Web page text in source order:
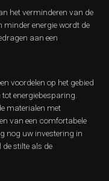
het verminderen van de
energie wordt de
aan een
voordelen op het gebied
energiebesparing.
materialen met
van een comfortabele
nog uw investering in
stilte als de